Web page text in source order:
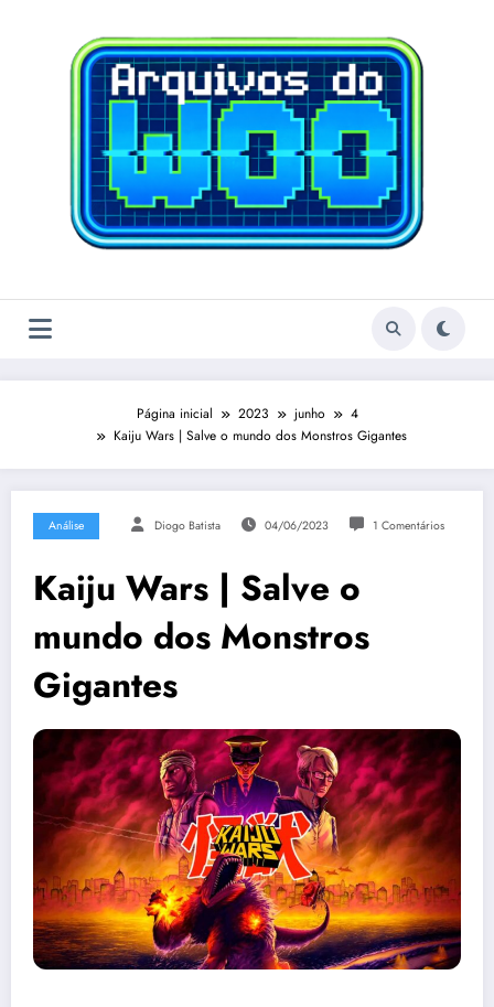
Página inicial 2023 junho
4
Kaiju Wars | Salve o mundo dos Monstros Gigantes
Análise Diogo Batista 04/06/2023 1 Comentários
Kaiju Wars | Salve o
mundo dos Monstros
Gigantes